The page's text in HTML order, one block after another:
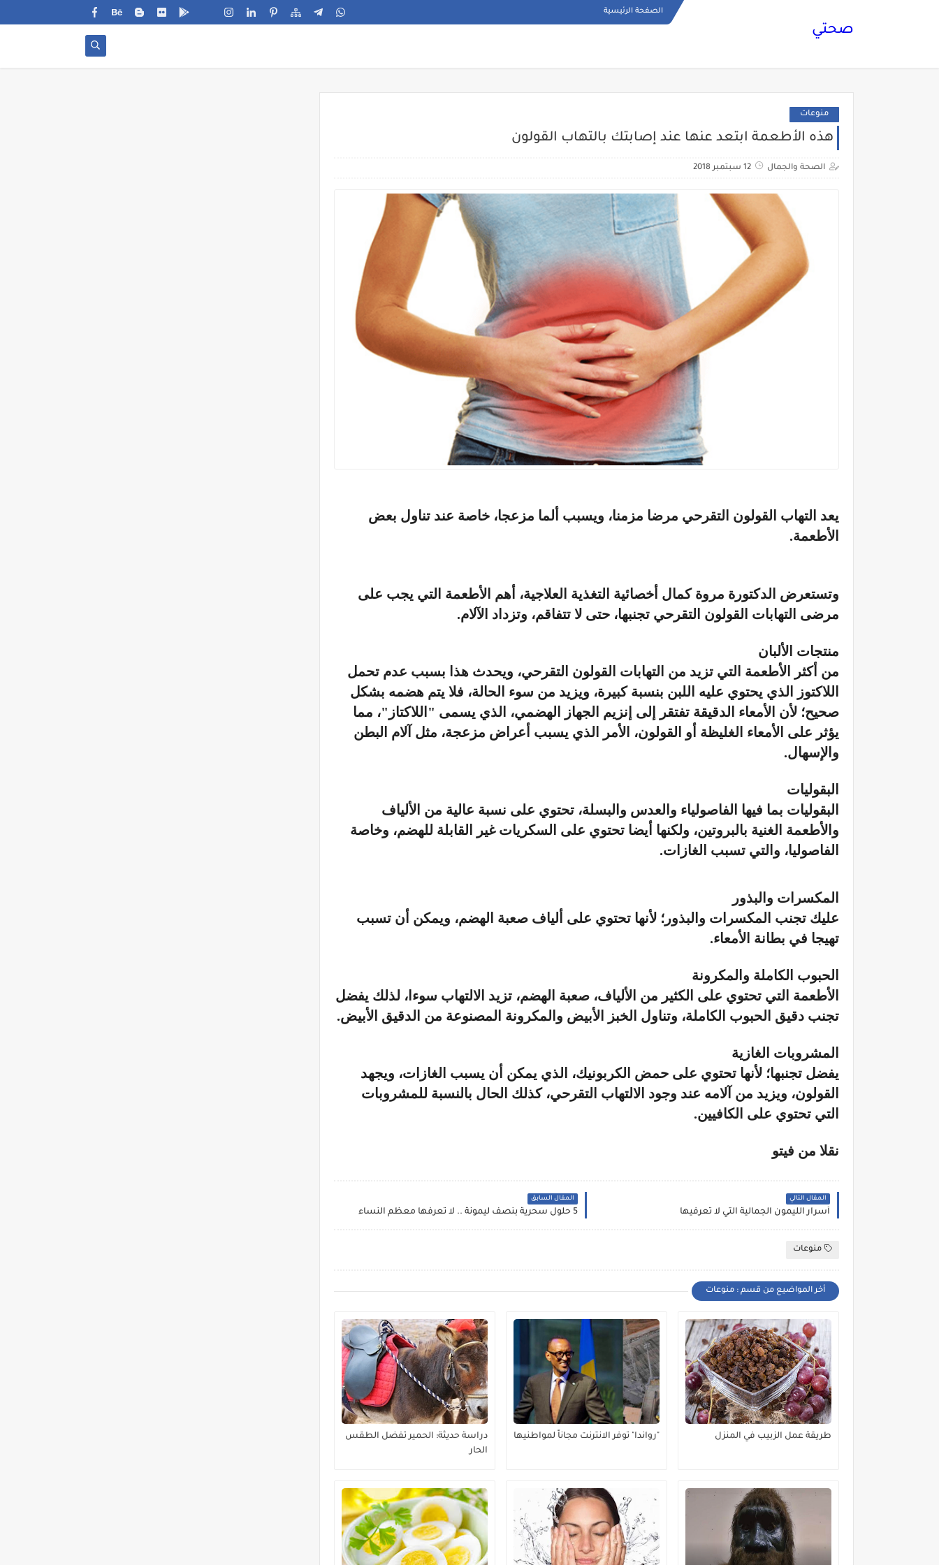
الصفحة الرئيسية
صحتي
منوعات
هذه الأطعمة ابتعد عنها عند إصابتك بالتهاب القولون
الصحة والجمال 12 سبتمبر 2018
يعد التهاب القولون التقرحي مرضا مزمنا، ويسبب ألما مزعجا، خاصة عند تناول بعض
الأطعمة.
وتستعرض الدكتورة مروة كمال أخصائية التغذية العلاجية، أهم الأطعمة التي يجب على
مرضى التهابات القولون التقرحي تجنبها، حتى لا تتفاقم، وتزداد الآلام.
منتجات الألبان
من أكثر الأطعمة التي تزيد من التهابات القولون التقرحي، ويحدث هذا بسبب عدم تحمل
اللاكتوز الذي يحتوي عليه اللبن بنسبة كبيرة، ويزيد من سوء الحالة، فلا يتم هضمه بشكل
صحيح؛ لأن الأمعاء الدقيقة تفتقر إلى إنزيم الجهاز الهضمي، الذي يسمى "اللاكتاز"، مما
يؤثر على الأمعاء الغليظة أو القولون، الأمر الذي يسبب أعراض مزعجة، مثل آلام البطن
والإسهال.
البقوليات
البقوليات بما فيها الفاصولياء والعدس والبسلة، تحتوي على نسبة عالية من الألياف
والأطعمة الغنية بالبروتين، ولكنها أيضا تحتوي على السكريات غير القابلة للهضم، وخاصة
الفاصوليا، والتي تسبب الغازات.
المكسرات والبذور
عليك تجنب المكسرات والبذور؛ لأنها تحتوي على ألياف صعبة الهضم، ويمكن أن تسبب
تهيجا في بطانة الأمعاء.
الحبوب الكاملة والمكرونة
الأطعمة التي تحتوي على الكثير من الألياف، صعبة الهضم، تزيد الالتهاب سوءا، لذلك يفضل
تجنب دقيق الحبوب الكاملة، وتناول الخبز الأبيض والمكرونة المصنوعة من الدقيق الأبيض.
المشروبات الغازية
يفضل تجنبها؛ لأنها تحتوي على حمض الكربونيك، الذي يمكن أن يسبب الغازات، ويجهد
القولون، ويزيد من آلامه عند وجود الالتهاب التقرحي، كذلك الحال بالنسبة للمشروبات
التي تحتوي على الكافيين.
نقلا من فيتو
المقال التالي
أسرار الليمون الجمالية التي لا تعرفيها
المقال السابق
5 حلول سحرية بنصف ليمونة .. لا تعرفها معظم النساء
منوعات
أخر المواضيع من قسم : منوعات
طريقة عمل الزبيب في المنزل "رواندا" توفر الانترنت مجاناً لمواطنيها
دراسة حديثة: الحمير تفضل الطقس
الحار